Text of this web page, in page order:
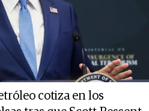
cotiza en los